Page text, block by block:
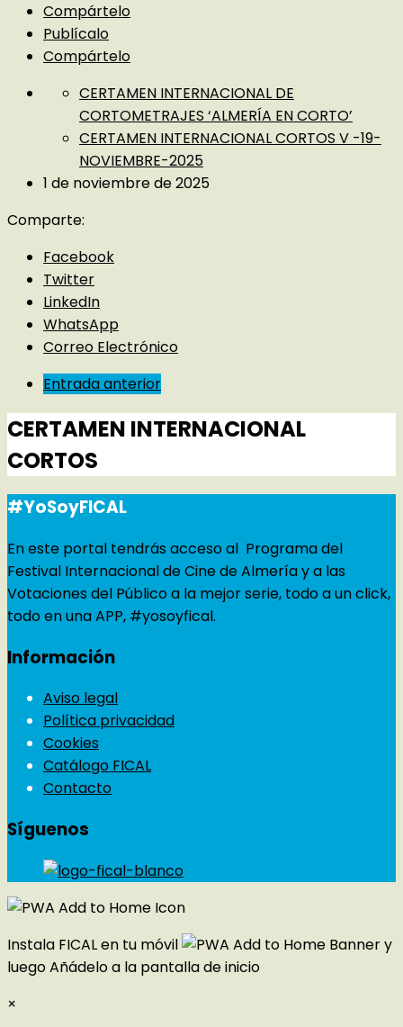
Compártelo
Publícalo
Compártelo
CERTAMEN INTERNACIONAL DE
CORTOMETRAJES ‘ALMERÍA EN CORTO’
CERTAMEN INTERNACIONAL CORTOS V -19-
NOVIEMBRE-2025
1 de noviembre de 2025
Comparte:
Facebook
Twitter
LinkedIn
WhatsApp
Correo Electrónico
Entrada anterior
CERTAMEN INTERNACIONAL
CORTOS
#YoSoyFICAL
En este portal tendrás acceso al Programa del
Festival Internacional de Cine de Almería y a las
Votaciones del Público a la mejor serie, todo a un click,
todo en una APP, #yosoyfical.
Información
Aviso legal
Política privacidad
Cookies
Catálogo FICAL
Contacto
Síguenos
Instala FICAL en tu móvil
y
luegoAñádelo a la pantalla de inicio
×